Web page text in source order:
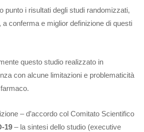
punto i risultati degli studi randomizzati,
conferma e miglior definizione di questi
questo studio realizzato in
con alcune limitazioni e problematicità
– d’accordo col Comitato Scientifico
19 – la sintesi dello studio (executive